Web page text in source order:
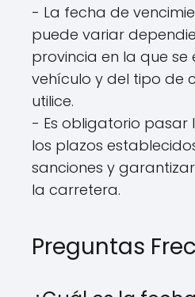
- La fecha de
puede variar
provincia en la que se
vehículo y del tipo de
utilice.
- Es obligatorio pasar
los plazos
sanciones y
la carretera.
Preguntas